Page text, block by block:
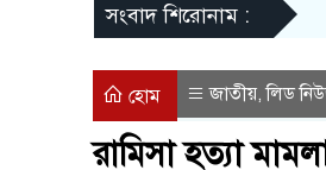
সংবাদ শিরোনাম :
হোম জাতীয় ,লিড
রামিসা হত্যা